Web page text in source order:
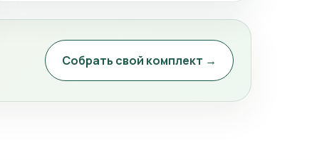
Собрать свой комплект →